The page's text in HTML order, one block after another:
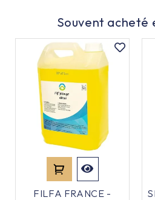
Souvent acheté
FILFA FRANCE -